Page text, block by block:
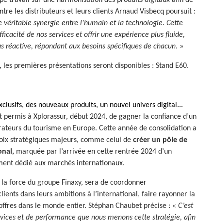
les distributeurs et leurs clients Arnaud Visbecq poursuit :
véritable synergie entre l’humain et la technologie. Cette
de nos services et offrir une expérience plus fluide,
réactive, répondant aux besoins spécifiques de chacun. »
les premières présentations seront disponibles : Stand E60.
des nouveaux produits, un nouvel univers digital...
à Xplorassur, début 2024, de gagner la confiance d’un
du tourisme en Europe. Cette année de consolidation a
stratégiques majeurs, comme celui de créer un pôle de
marquée par l’arrivée en cette rentrée 2024 d’un
dédié aux marchés internationaux.
force du groupe Finaxy, sera de coordonner
dans leurs ambitions à l’international, faire rayonner la
dans le monde entier. Stéphan Chaubet précise : « C’est
et de performance que nous menons cette stratégie, afin